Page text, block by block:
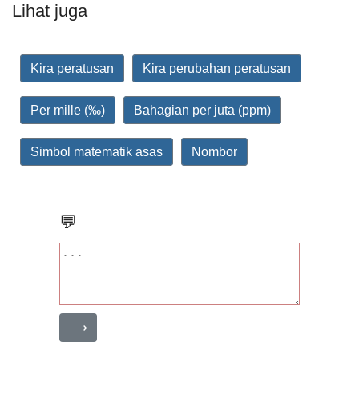
Lihat juga
Kira peratusan Kira perubahan peratusan
Per mille (‰) Bahagian per juta (ppm)
Simbol matematik asas Nombor
💬
⟶